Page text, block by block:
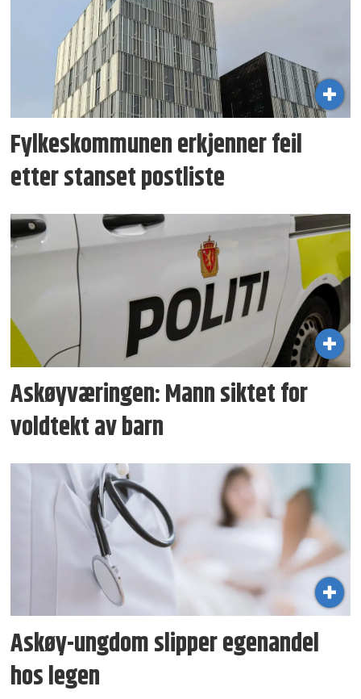
Fylkeskommunen erkjenner feil
etter stanset postliste
Askøyværingen: Mann siktet for
voldtekt av barn
Askøy-ungdom slipper egenandel
hos legen